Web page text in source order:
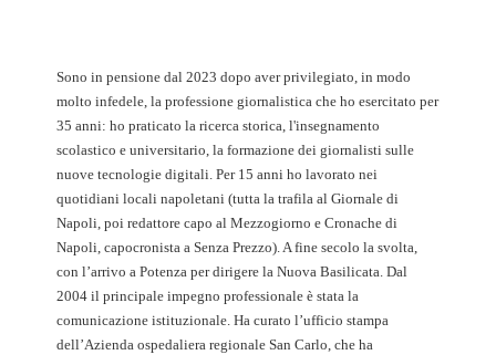
Sono in pensione dal 2023 dopo aver privilegiato, in modo
molto infedele, la professione giornalistica che ho esercitato per
35 anni: ho praticato la ricerca storica, l'insegnamento
scolastico e universitario, la formazione dei giornalisti sulle
nuove tecnologie digitali. Per 15 anni ho lavorato nei
quotidiani locali napoletani (tutta la trafila al Giornale di
Napoli, poi redattore capo al Mezzogiorno e Cronache di
Napoli, capocronista a Senza Prezzo). A fine secolo la svolta,
con l’arrivo a Potenza per dirigere la Nuova Basilicata. Dal
2004 il principale impegno professionale è stata la
comunicazione istituzionale. Ha curato l’ufficio stampa
dell’Azienda ospedaliera regionale San Carlo, che ha